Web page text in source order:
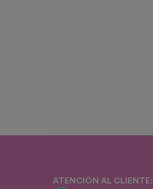
ATENCIÓN AL CLIENTE: